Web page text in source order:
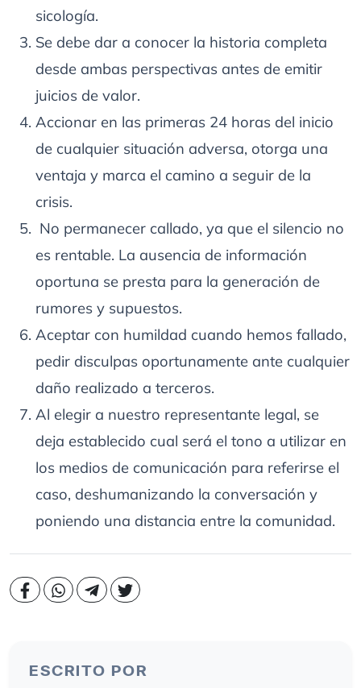
sicología.
Se debe dar a conocer la historia completa
desde ambas perspectivas antes de emitir
juicios de valor.
Accionar en las primeras 24 horas del inicio
de cualquier situación adversa, otorga una
ventaja y marca el camino a seguir de la
crisis.
No permanecer callado, ya que el silencio no
es rentable. La ausencia de información
oportuna se presta para la generación de
rumores y supuestos.
Aceptar con humildad cuando hemos fallado,
pedir disculpas oportunamente ante cualquier
daño realizado a terceros.
Al elegir a nuestro representante legal, se
deja establecido cual será el tono a utilizar en
los medios de comunicación para referirse el
caso, deshumanizando la conversación y
poniendo una distancia entre la comunidad.
ESCRITO POR